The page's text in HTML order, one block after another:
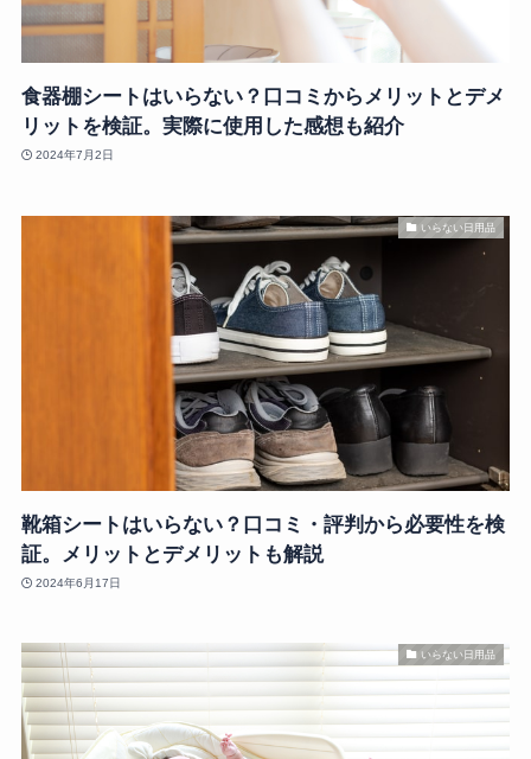
食器棚シートはいらない？口コミからメリットとデメ
リットを検証。実際に使用した感想も紹介
2024年7月2日
いらない日用品
靴箱シートはいらない？口コミ・評判から必要性を検
証。メリットとデメリットも解説
2024年6月17日
いらない日用品